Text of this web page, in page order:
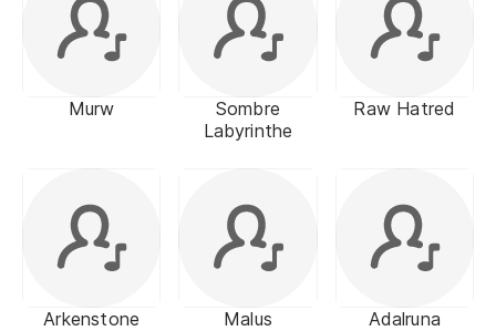
Murw
Sombre
Labyrinthe
Raw Hatred
Arkenstone Malus Adalruna